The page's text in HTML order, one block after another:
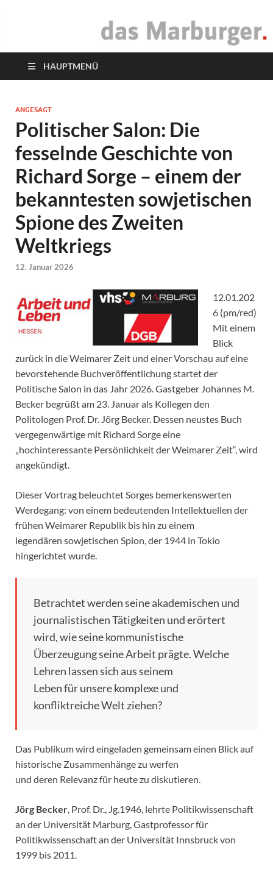
das Marburger.
HAUPTMENÜ
ANGESAGT
Politischer Salon: Die
fesselnde Geschichte von
Richard Sorge – einem der
bekanntesten sowjetischen
Spione des Zweiten
Weltkriegs
12. Januar 2026
12.01.202
6 (pm/red)
Mit einem
Blick
zurück in die Weimarer Zeit und einer Vorschau auf eine
bevorstehende Buchveröffentlichung startet der
Politische Salon in das Jahr 2026. Gastgeber Johannes M.
Becker begrüßt am 23. Januar als Kollegen den
Politologen Prof. Dr. Jörg Becker. Dessen neustes Buch
vergegenwärtige mit Richard Sorge eine
„hochinteressante Persönlichkeit der Weimarer Zeit“, wird
angekündigt.
Dieser Vortrag beleuchtet Sorges bemerkenswerten
Werdegang: von einem bedeutenden Intellektuellen der
frühen Weimarer Republik bis hin zu einem
legendären sowjetischen Spion, der 1944 in Tokio
hingerichtet wurde.
Betrachtet werden seine akademischen und
journalistischen Tätigkeiten und erörtert
wird, wie seine kommunistische
Überzeugung seine Arbeit prägte. Welche
Lehren lassen sich aus seinem
Leben für unsere komplexe und
konfliktreiche Welt ziehen?
Das Publikum wird eingeladen gemeinsam einen Blick auf
historische Zusammenhänge zu werfen
und deren Relevanz für heute zu diskutieren.
Jörg Becker, Prof. Dr., Jg.1946, lehrte Politikwissenschaft
an der Universität Marburg, Gastprofessor für
Politikwissenschaft an der Universität Innsbruck von
1999 bis 2011.